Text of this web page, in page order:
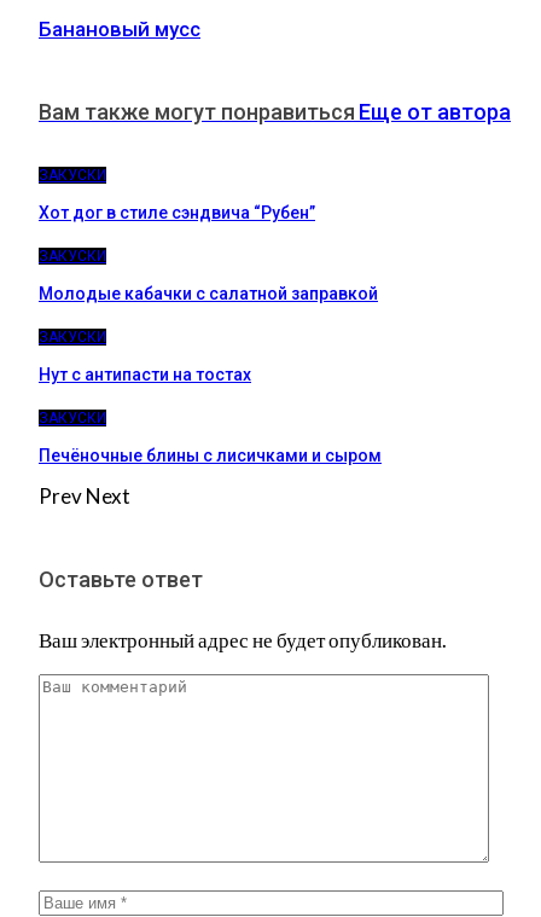
Банановый мусс
Вам также могут понравиться Еще от автора
ЗАКУСКИ
Хот дог в стиле сэндвича “Рубен”
ЗАКУСКИ
Молодые кабачки с салатной заправкой
ЗАКУСКИ
Нут с антипасти на тостах
ЗАКУСКИ
Печёночные блины с лисичками и сыром
PrevNext
Оставьте ответ
Ваш электронный адрес не будет опубликован.